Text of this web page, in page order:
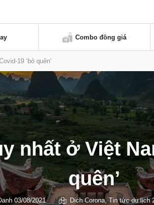
Combo đồng giá
19 ‘bỏ quên’
nhất ở Việt
quên’
03/08/2021 Dịch Corona,Tin tức du lịch